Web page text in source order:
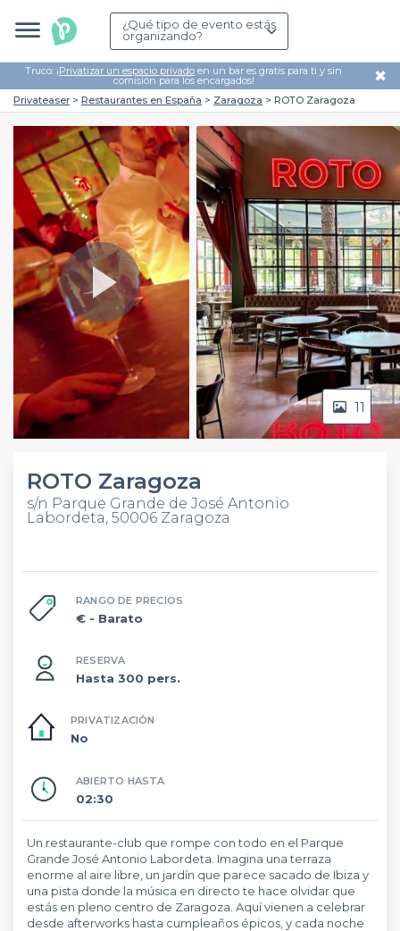
¿Qué tipo de evento estás
organizando?
Truco: ¡Privatizar un espacio privado en un bar es gratis para ti y sin
comisión para los encargados! ✖
Privateaser Restaurantes en España Zaragoza ROTO Zaragoza
Play
Video
11
ROTO Zaragoza
s/n Parque Grande de José Antonio
Labordeta, 50006 Zaragoza
RANGO DE PRECIOS
€ - Barato
RESERVA
Hasta 300 pers.
PRIVATIZACIÓN
No
ABIERTO HASTA
02:30
Un restaurante-club que rompe con todo en el Parque
Grande José Antonio Labordeta. Imagina una terraza
enorme al aire libre, un jardín que parece sacado de Ibiza y
una pista donde la música en directo te hace olvidar que
estás en pleno centro de Zaragoza. Aquí vienen a celebrar
desde afterworks hasta cumpleaños épicos, y cada noche